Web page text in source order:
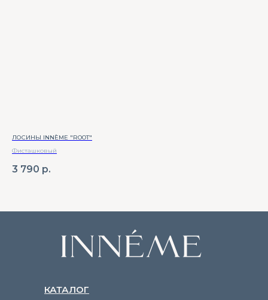
ЛОСИНЫ INNÈME "ROOT"
Фисташковый
3 790 р.
КАТАЛОГ